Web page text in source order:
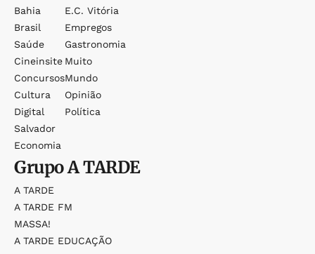
Bahia
Brasil
Saúde
Cineinsite
Concursos
Cultura
Digital
Salvador
Economia
E.c. Vitória
Empregos
Gastronomia
Muito
Mundo
Opinião
Política
GrupoA TARDE
A TARDE
A TARDE FM
MASSA!
A TARDE EDUCAÇÃO